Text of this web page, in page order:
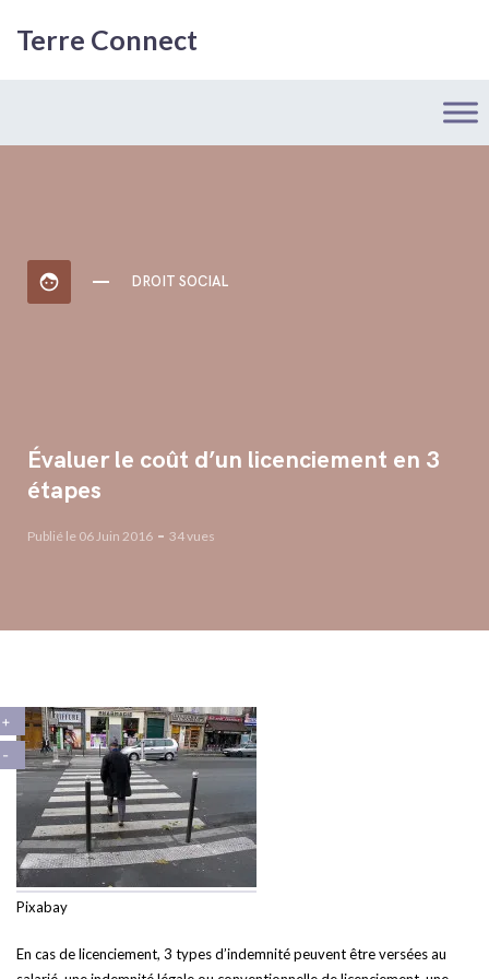
Terre Connect
face DROIT SOCIAL
Évaluer le coût d’un licenciement en 3
étapes
Publié le 06 Juin 2016 34 vues
Pixabay
En cas de licenciement, 3 types d’indemnité peuvent être versées au